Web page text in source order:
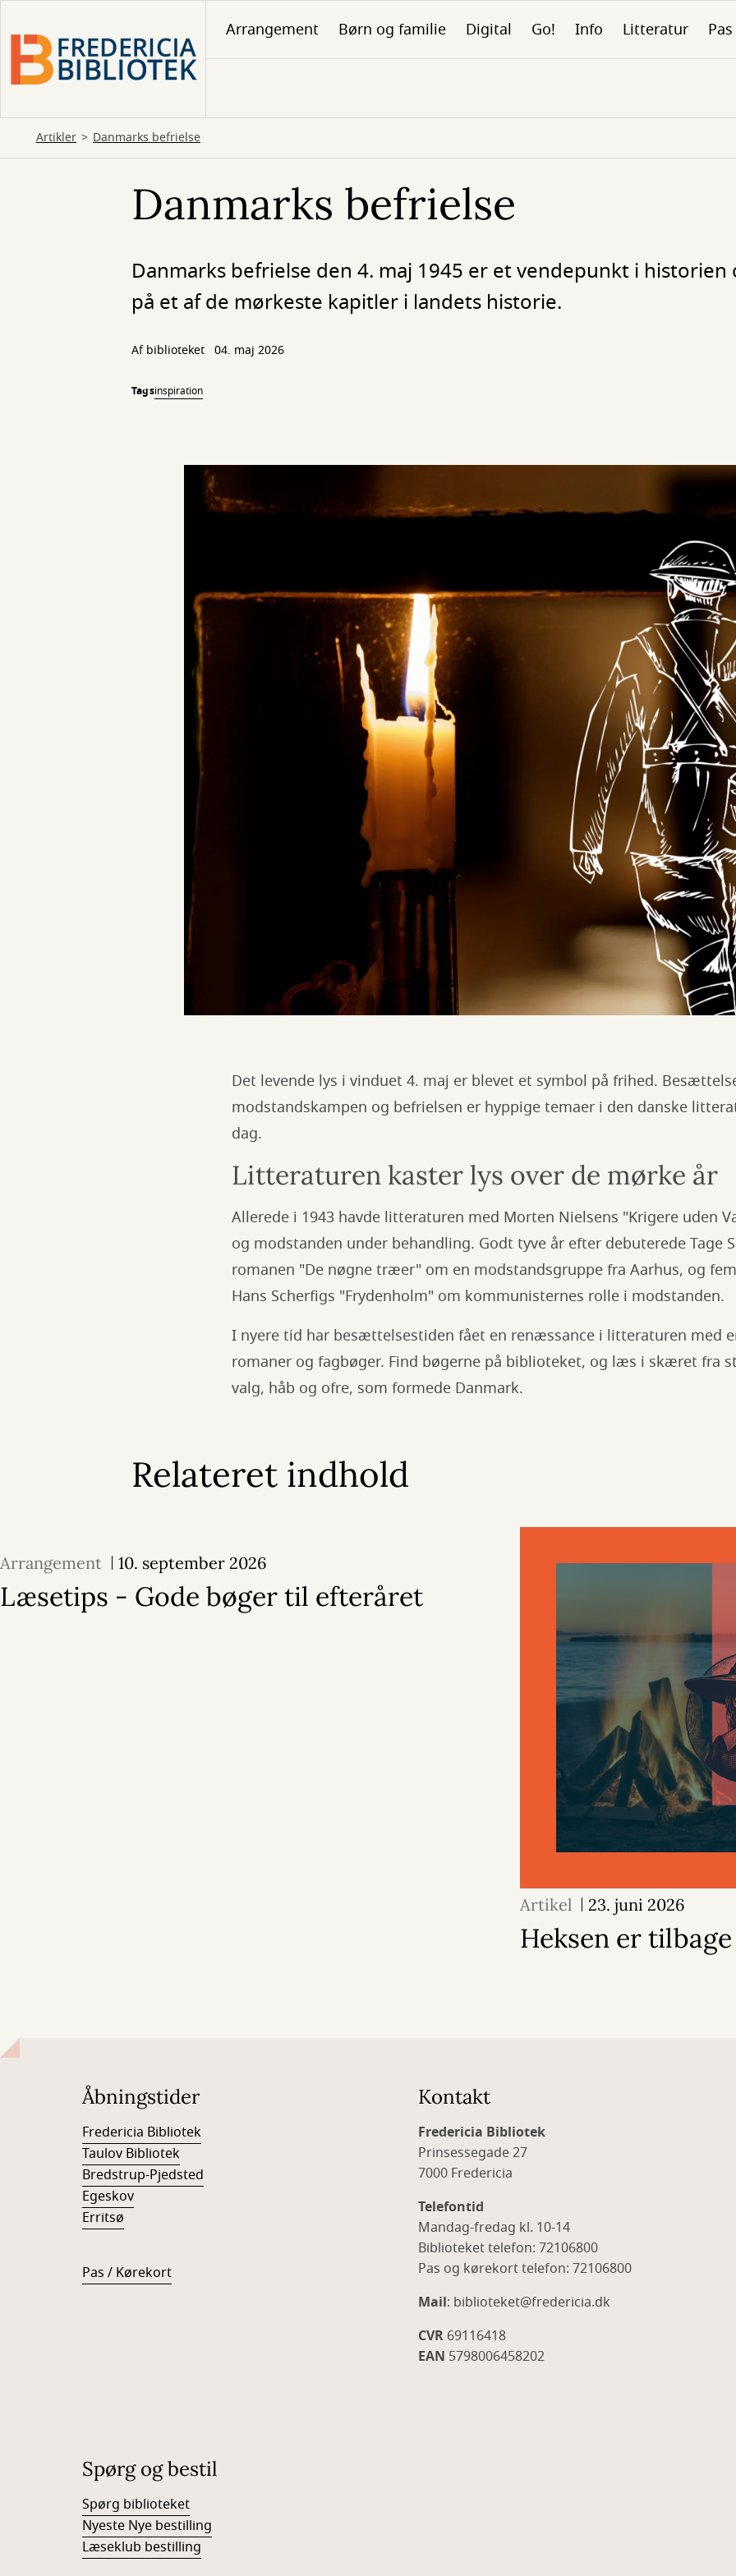
hovedindhold
Arrangement Børn og familie Digital Go! Info Litteratur
Artikler Danmarks befrielse
Danmarks befrielse
Danmarks befrielse den 4. maj 1945 er et vendepunkt i
på et af de mørkeste kapitler i landets historie.
Af biblioteket 04. maj 2026
Tagsinspiration
Det levende lys i vinduet 4. maj er blevet et symbol på frihed.
modstandskampen og befrielsen er hyppige temaer i den danske
dag.
Litteraturen kaster lys over de mørke år
Allerede i 1943 havde litteraturen med Morten Nielsens "Krigere uden
og modstanden under behandling. Godt tyve år efter debuterede Tage
romanen "De nøgne træer" om en modstandsgruppe fra Aarhus, og
Hans Scherfigs "Frydenholm" om kommunisternes rolle i modstanden.
I nyere tid har besættelsestiden fået en renæssance i litteraturen med
romaner og fagbøger. Find bøgerne på biblioteket, og læs i skæret fra
valg, håb og ofre, som formede Danmark.
Relateret indhold
Arrangement 10. september 2026
Læsetips - Gode bøger til efteråret
Artikel 23. juni 2026
Heksen er
Åbningstider
Fredericia Bibliotek
Taulov Bibliotek
Bredstrup-Pjedsted
Egeskov
Erritsø
Pas / Kørekort
Kontakt
Fredericia Bibliotek
Prinsessegade 27
7000 Fredericia
Telefontid
Mandag-fredag kl. 10-14
Biblioteket telefon: 72106800
Pas og kørekort telefon: 72106800
Mail: biblioteket@fredericia.dk
CVR69116418
EAN 5798006458202
Spørg og bestil
Spørg biblioteket
Nyeste Nye bestilling
Læseklub bestilling